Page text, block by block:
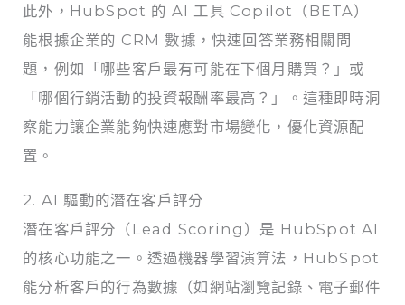
此外，HubSpot 的 AI 工具 Copilot（BETA）
能根據企業的 CRM 數據，快速回答業務相關問
題，例如「哪些客戶最有可能在下個月購買？」或
「哪個行銷活動的投資報酬率最高？」。這種即時洞
察能力讓企業能夠快速應對市場變化，優化資源配
置。
2. AI 驅動的潛在客戶評分
潛在客戶評分（Lead Scoring）是 HubSpot AI
的核心功能之一。透過機器學習演算法，HubSpot
能分析客戶的行為數據（如網站瀏覽記錄、電子郵件